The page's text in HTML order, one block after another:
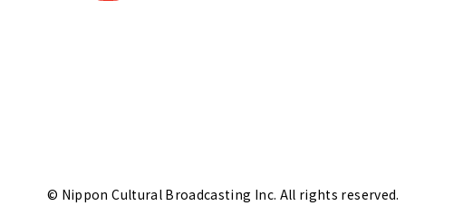
© Nippon Cultural Broadcasting Inc. All rights reserved.